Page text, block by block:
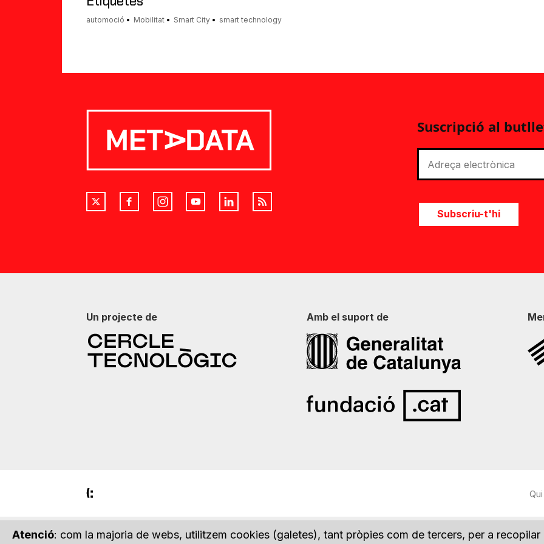
automoció Mobilitat Smart City smart technology
Atenció: com la majoria de webs, utilitzem cookies (galetes), tant pròpies com de tercers, per a
Suscripció al
Subscriu-t'hi
Un projecte de Amb el suport de